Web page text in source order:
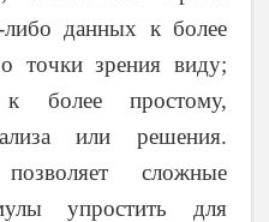
либо данных к более
точки зрения виду;
к более простому,
или решения.
сложные
упростить для